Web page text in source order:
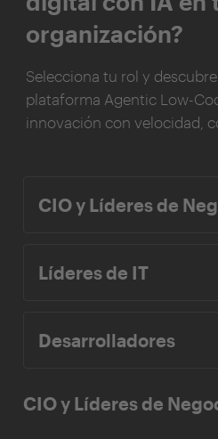
organización?
Selecciona tu rol y
plataforma Agentic Low-
innovación con velocidad,
CIO y Líderes de
Líderes de IT
Desarrolladores
CIO y Líderes de